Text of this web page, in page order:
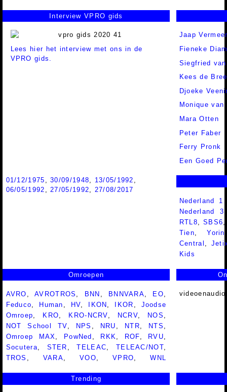
Interview VPRO gids
Lees hier het interview met ons in de
VPRO gids.
Jaap
Fieneke
Siegfried
Kees de Bree
Djoeke
Monique van
Mara Otten
Peter Faber
Ferry Pronk
Een Goed
01/12/1975 ,30/09/1948, 13/05/1992 ,
06/05/1992 ,27/05/1992, 27/08/2017
Nederland 1
Nederland
RTL8 ,SBS6
Tien ,Yorin
Central
Kids
Omroepen
AVRO ,AVROTROS , BNN , BNNVARA, EO,
Feduco, Human , HV, IKON , IKOR , Joodse
Omroep, KRO, KRO-NCRV, NCRV, NOS ,
NOT School TV, NPS , NRU , NTR, NTS ,
Omroep MAX, PowNed , RKK, ROF, RVU,
Socutera, STER ,TELEAC, TELEAC/NOT,
TROS , VARA,VOO,VPRO,WNL
Trending